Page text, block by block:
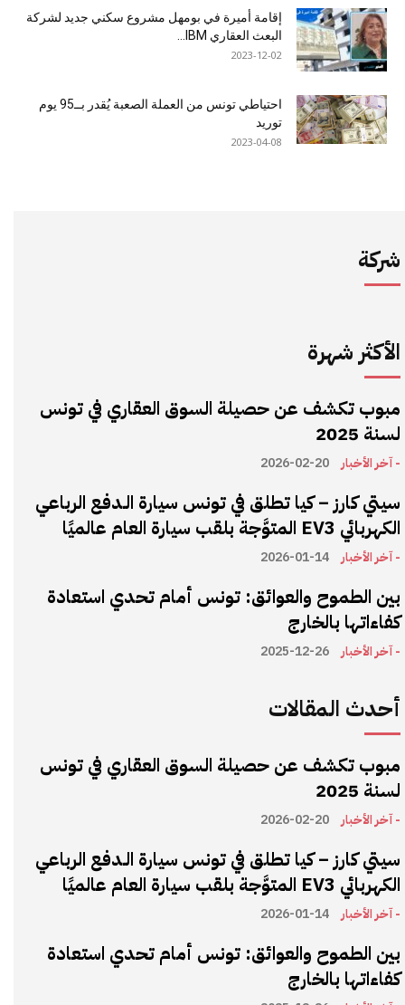
إقامة أميرة في بومهل مشروع سكني جديد لشركة
البعث العقاري IBM...
2023-12-02
احتياطي تونس من العملة الصعبة يُقدر بــ95 يوم
توريد
2023-04-08
شركة
الأكثر شهرة
مبوب تكشف عن حصيلة السوق العقاري في تونس
لسنة 2025
- آخر الأخبار 2026-02-20
سيتي كارز – كيا تطلق في تونس سيارة الـدفع الرباعي
الكهربائي EV3 المتوَّجة بلقب سيارة العام عالميًا
- آخر الأخبار 2026-01-14
بين الطموح والعوائق: تونس أمام تحدي استعادة
كفاءاتها بالخارج
- آخر الأخبار 2025-12-26
أحدث المقالات
مبوب تكشف عن حصيلة السوق العقاري في تونس
لسنة 2025
- آخر الأخبار 2026-02-20
سيتي كارز – كيا تطلق في تونس سيارة الـدفع الرباعي
الكهربائي EV3 المتوَّجة بلقب سيارة العام عالميًا
- آخر الأخبار 2026-01-14
بين الطموح والعوائق: تونس أمام تحدي استعادة
كفاءاتها بالخارج